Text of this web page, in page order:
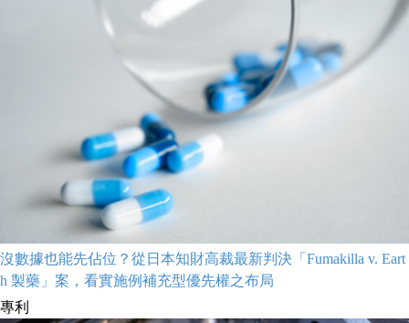
沒數據也能先佔位？從日本知財高裁最新判決「Fumakilla v. Eart
h 製藥」案，看實施例補充型優先權之布局
專利